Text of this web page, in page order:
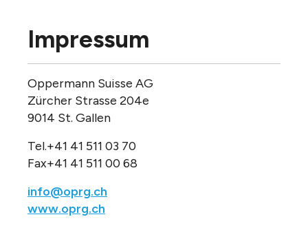
Impressum
Oppermann Suisse AG
Zürcher Strasse 204e
9014 St. Gallen
Tel.+41 41 511 03 70
Fax+41 41 511 00 68
info@oprg.ch
www.oprg.ch